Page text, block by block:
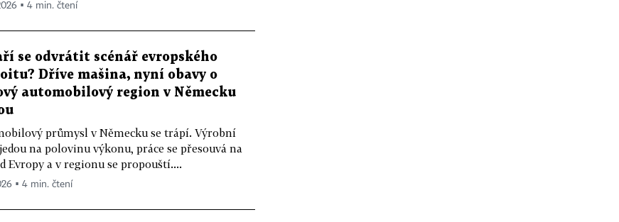
▪ 4 min. čtení
se odvrátit scénář evropského
Dříve mašina, nyní obavy o
automobilový region v Německu
průmysl v Německu se trápí. Výrobní
na polovinu výkonu, práce se přesouvá na
Evropy a v regionu se propouští....
▪ 4 min. čtení